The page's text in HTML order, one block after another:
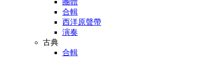
團體
合輯
西洋原聲帶
演奏
古典
合輯